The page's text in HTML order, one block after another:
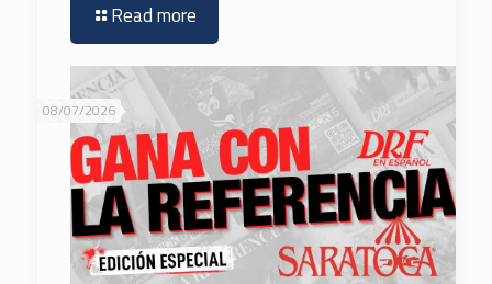
Read more
08/07/2026